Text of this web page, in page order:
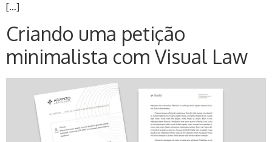
[…]
Criando uma petição
minimalista com Visual Law